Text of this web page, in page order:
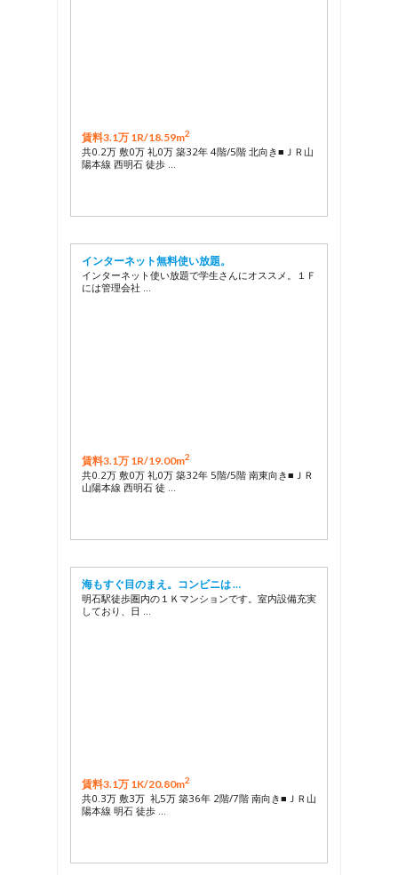
賃料3.1万 1R/18.59m2
共0.2万 敷0万 礼0万 築32年 4階/5階 北向き■ＪＲ山
陽本線 西明石 徒歩 …
インターネット無料使い放題。
インターネット使い放題で学生さんにオススメ。１Ｆ
には管理会社 …
賃料3.1万 1R/19.00m2
共0.2万 敷0万 礼0万 築32年 5階/5階 南東向き■ＪＲ
山陽本線 西明石 徒 …
海もすぐ目のまえ。コンビニは …
明石駅徒歩圏内の１Ｋマンションです。室内設備充実
しており、日 …
賃料3.1万 1K/20.80m2
共0.3万 敷3万 礼5万 築36年 2階/7階 南向き■ＪＲ山
陽本線 明石 徒歩 …